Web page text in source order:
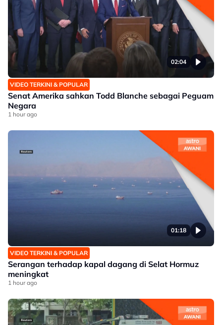
02:04
VIDEO TERKINI & POPULAR
Senat Amerika sahkan Todd Blanche sebagai Peguam
Negara
1 hour ago
01:18
VIDEO TERKINI & POPULAR
Serangan terhadap kapal dagang di Selat Hormuz
meningkat
1 hour ago